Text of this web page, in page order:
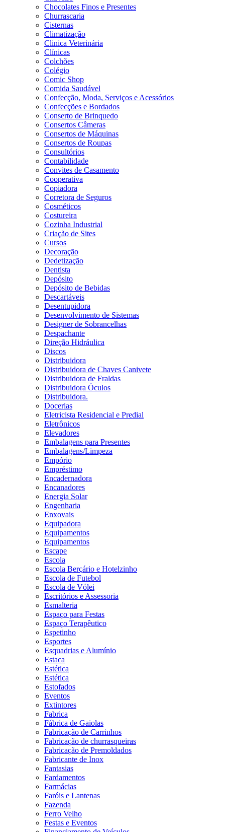
Chocolates Finos e Presentes
Churrascaria
Cisternas
Climatização
Clinica Veterinária
Clínicas
Colchões
Colégio
Comic Shop
Comida Saudável
Confecção, Moda, Serviços e Acessórios
Confecções e Bordados
Conserto de Brinquedo
Consertos Câmeras
Consertos de Máquinas
Consertos de Roupas
Consultórios
Contabilidade
Convites de Casamento
Cooperativa
Copiadora
Corretora de Seguros
Cosméticos
Costureira
Cozinha Industrial
Criação de Sites
Cursos
Decoração
Dedetização
Dentista
Depósito
Depósito de Bebidas
Descartáveis
Desentupidora
Desenvolvimento de Sistemas
Designer de Sobrancelhas
Despachante
Direção Hidráulica
Discos
Distribuidora
Distribuidora de Chaves Canivete
Distribuidora de Fraldas
Distribuidora Óculos
Distribuidora.
Docerias
Eletricista Residencial e Predial
Eletrônicos
Elevadores
Embalagens para Presentes
Embalagens/Limpeza
Empório
Empréstimo
Encadernadora
Encanadores
Energia Solar
Engenharia
Enxovais
Equipadora
Equipamentos
Equipamentos
Escape
Escola
Escola Berçário e Hotelzinho
Escola de Futebol
Escola de Vólei
Escritórios e Assessoria
Esmalteria
Espaço para Festas
Espaço Terapêutico
Espetinho
Esportes
Esquadrias e Alumínio
Estaca
Estética
Estética
Estofados
Eventos
Extintores
Fabrica
Fábrica de Gaiolas
Fabricação de Carrinhos
Fabricação de churrasqueiras
Fabricação de Premoldados
Fabricante de Inox
Fantasias
Fardamentos
Farmácias
Faróis e Lantenas
Fazenda
Ferro Velho
Festas e Eventos